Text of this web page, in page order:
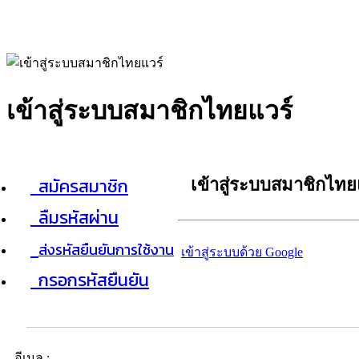
เข้าสู่ระบบสมาชิกไทยแวร์
สมัครสมาชิก
ลืมรหัสผ่าน
ส่งรหัสยืนยันการใช้งาน
กรอกรหัสยืนยัน
เข้าสู่ระบบสมาชิกไท
เข้าสู่ระบบด้วย Google